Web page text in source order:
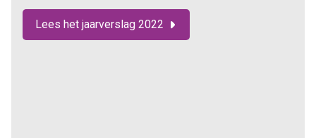
Lees het jaarverslag 2022